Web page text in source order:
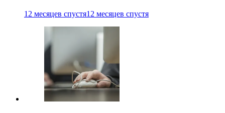
12 месяцев спустя12 месяцев спустя